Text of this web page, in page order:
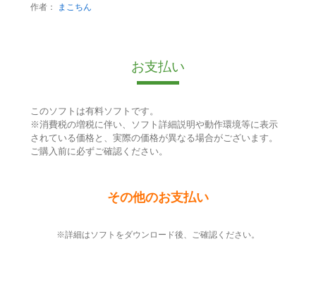
作者：
まこちん
お支払い
このソフトは有料ソフトです。
※消費税の増税に伴い、ソフト詳細説明や動作環境等に表示
されている価格と、実際の価格が異なる場合がございます。
ご購入前に必ずご確認ください。
その他のお支払い
※詳細はソフトをダウンロード後、ご確認ください。